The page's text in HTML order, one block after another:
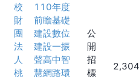
校
財
團
法
人
桃
110年度
前瞻基礎
建設數位
建設一振
聲高中智
慧網路環
公
開
招
標